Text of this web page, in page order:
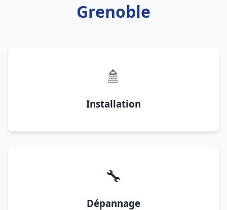
Grenoble
🚿
Installation
🔧
Dépannage